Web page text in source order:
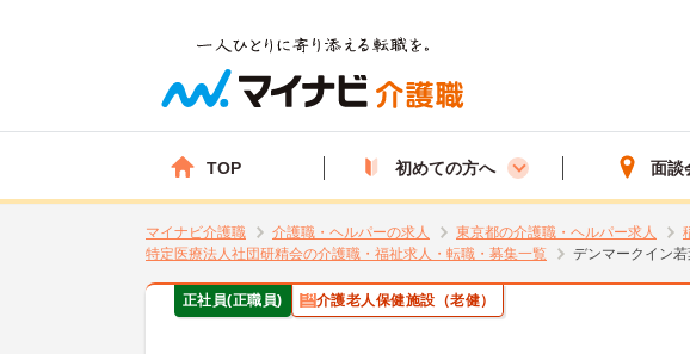
TOP 初めての方へ 面談
マイナビ介護職 介護職・ヘルパーの求人 東京都の介護職・ヘルパー求人
特定医療法人社団研精会の介護職・福祉求人・転職・募集一覧
デンマークイン若
正社員(正職員) 介護老人保健施設（老健）